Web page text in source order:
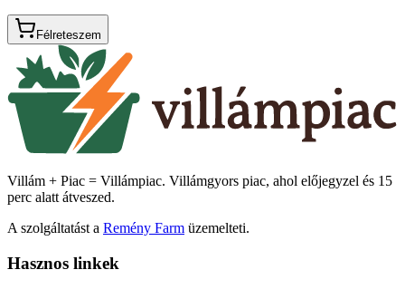
Félreteszem
Villám + Piac = Villámpiac. Villámgyors piac, ahol előjegyzel és 15
perc alatt átveszed.
A szolgáltatást a Remény Farm üzemelteti.
Hasznos linkek